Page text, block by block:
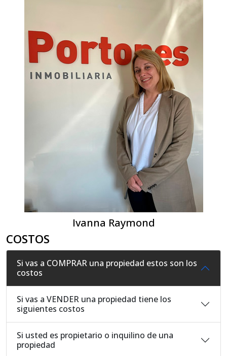
Ivanna Raymond
COSTOS
Si vas a COMPRAR una propiedad estos son los
costos
Si vas a VENDER una propiedad tiene los
siguientes costos
Si usted es propietario o inquilino de una
propiedad